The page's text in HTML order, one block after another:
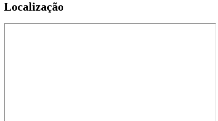
Localização